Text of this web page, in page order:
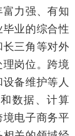
力强、有知
业的综合性
三角等对外
岗位。跨境
备维护等人
数据、计算
电子商务平